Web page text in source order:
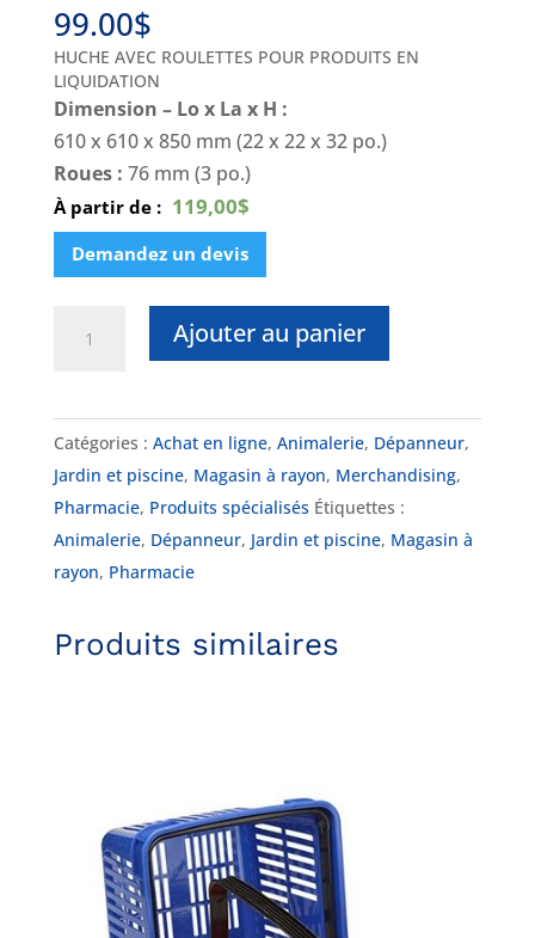
99.00$
HUCHE AVEC ROULETTES POUR PRODUITS EN
LIQUIDATION
Dimension – Lo x La x H :
610 x 610 x 850 mm (22 x 22 x 32 po.)
Roues : 76 mm (3 po.)
À partir de : 119,00$
Demandez un devis
BINRABAIS
22
Ajouter au panier
Catégories : Achat en ligne, Animalerie, Dépanneur,
Jardin et piscine, Magasin à rayon, Merchandising,
Pharmacie, Produits spécialisés Étiquettes :
Animalerie, Dépanneur, Jardin et piscine, Magasin à
rayon, Pharmacie
Produits similaires